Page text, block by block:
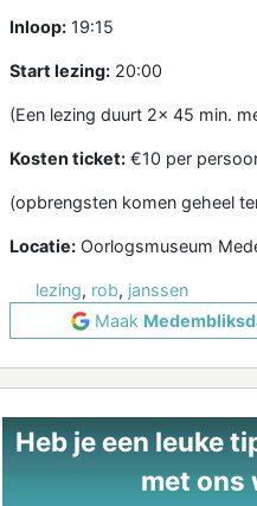
Inloop: 19:15
Start lezing: 20:00
(Een lezing duurt 2x 45 min.
Kosten ticket: €10 per
(opbrengsten komen geheel
Locatie: Oorlogsmuseum
lezing, rob, janssen
Maak
Heb je een leuke
met ons